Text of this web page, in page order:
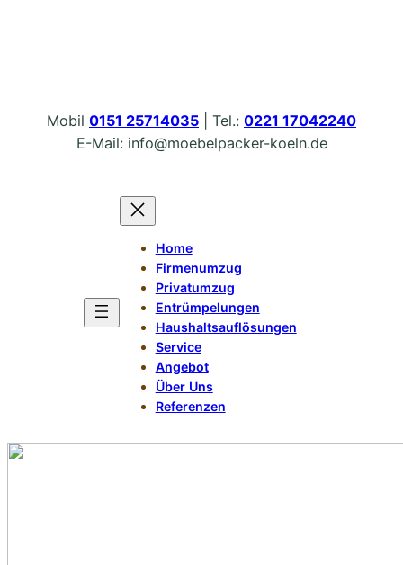
Mobil 0151 25714035 | Tel.: 0221 17042240
E-Mail: info@moebelpacker-koeln.de
Home
Firmenumzug
Privatumzug
Entrümpelungen
Haushaltsauflösungen
Service
Angebot
Über Uns
Referenzen